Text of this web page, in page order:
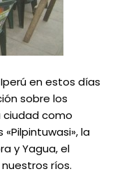
en estos días
sobre los
como
la
y Yagua, el
ríos.